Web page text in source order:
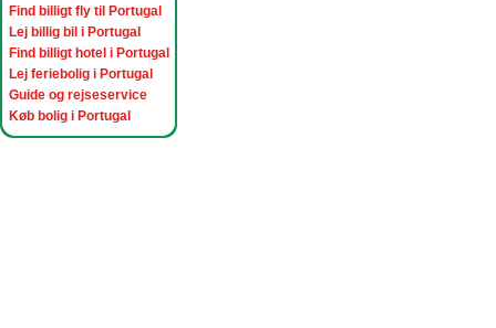
Find billigt fly til Portugal
Lej billig bil i Portugal
Find billigt hotel i Portugal
Lej feriebolig i Portugal
Guide og rejseservice
Køb bolig i Portugal